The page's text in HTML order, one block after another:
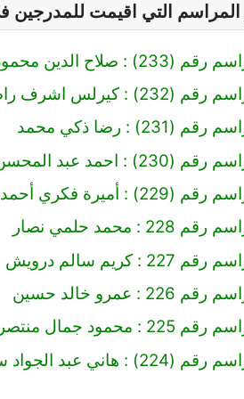
المراسم التي اقيمت
: صلاح الدين محمود محمد المنشاوي
(232) : كيرلس اشرف راضي حنا
(231) : رضا ذكي محمد
: احمد عبد المحسن الدسوقي
(229) : أميرة فكري أحمد
228 : محمد حلمي نصار
227 : كريم سالم درويش
226 : عمرو خالد حسين
225 : محمود جمال منتصر
: هاني عبد الجواد سليمان